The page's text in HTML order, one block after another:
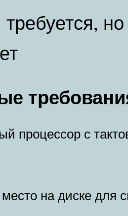
требуется, но
процессор с
на диске для